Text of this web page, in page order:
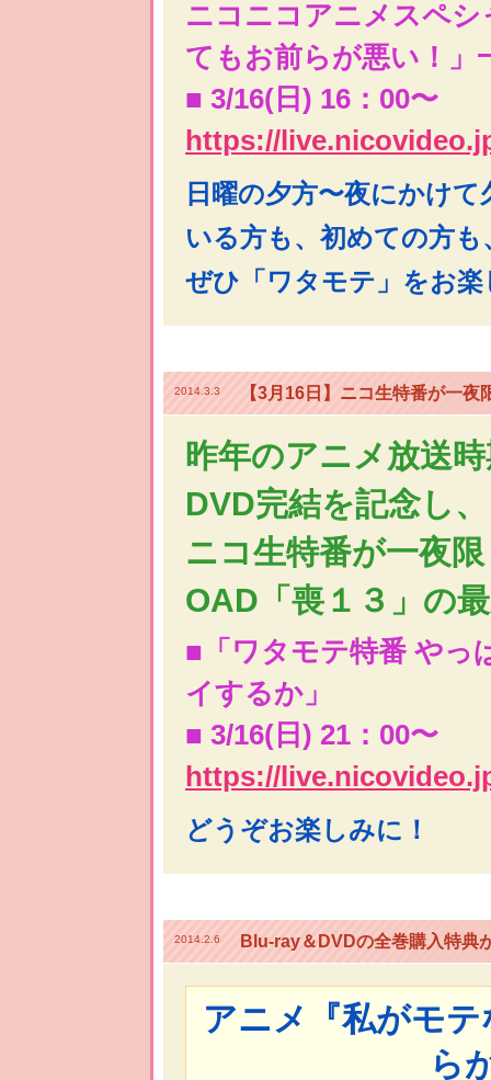
ニコニコアニメスペ
てもお前らが悪い！」
■ 3/16(日) 16：00〜
https://
日曜の夕方〜夜にかけ
いる方も、初めての方も
ぜひ「ワタモテ」をお
2014.3.3 【3月16日】ニコ生特番が一夜
昨年のアニメ放送
DVD完結を記念し、
ニコ生特番が一夜
OAD「喪１３」の
■「ワタモテ特番 やっ
イするか」
■ 3/16(日) 21：00〜
https://
どうぞお楽しみに！
2014.2.6 Blu-ray＆DVDの全巻購入特典
アニメ『私がモ
ら